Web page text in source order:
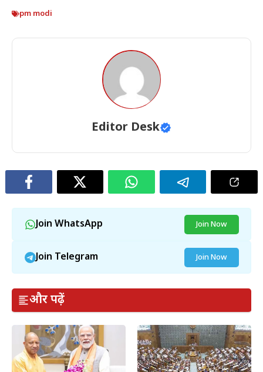
pm modi
Editor Desk
Join WhatsApp Join Now
Join Telegram Join Now
और पढ़ें